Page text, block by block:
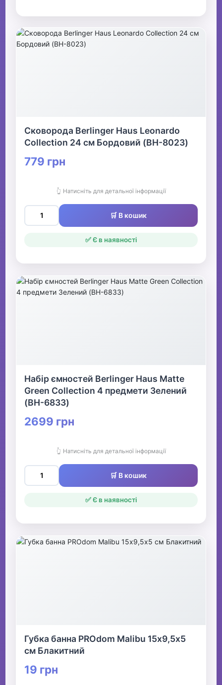
Сковорода Berlinger Haus Leonardo
Collection 24 см Бордовий (BH-8023)
779 грн
👆 Натисніть для детальної інформації
🛒 В кошик
✅ Є в наявності
Набір ємностей Berlinger Haus Matte
Green Collection 4 предмети Зелений
(BH-6833)
2699 грн
👆 Натисніть для детальної інформації
🛒 В кошик
✅ Є в наявності
Губка банна PROdom Malibu 15х9,5х5
см Блакитний
19 грн